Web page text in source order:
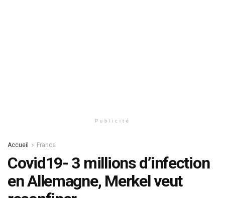
Publicité
Accueil France
Covid19- 3 millions d’infection
en Allemagne, Merkel veut